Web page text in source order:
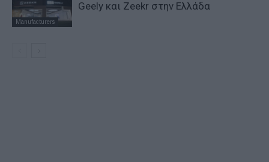
Manufacturers
Geely και Zeekr στην Ελλάδα